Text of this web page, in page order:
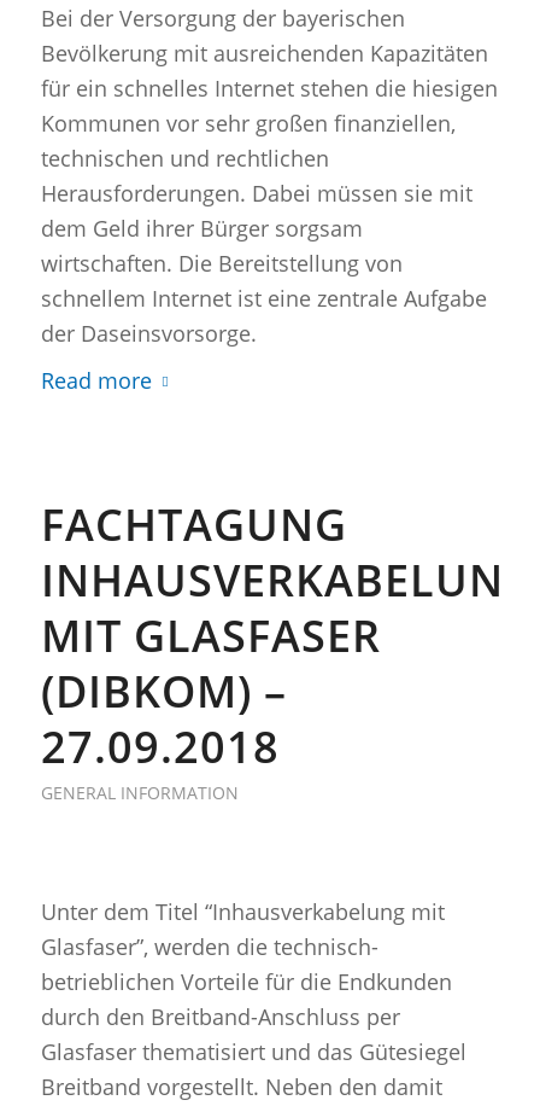
Bei der Versorgung der bayerischen
Bevölkerung mit ausreichenden Kapazitäten
für ein schnelles Internet stehen die hiesigen
Kommunen vor sehr großen finanziellen,
technischen und rechtlichen
Herausforderungen. Dabei müssen sie mit
dem Geld ihrer Bürger sorgsam
wirtschaften. Die Bereitstellung von
schnellem Internet ist eine zentrale Aufgabe
der Daseinsvorsorge.
Read more
FACHTAGUNG
INHAUSVERKABELUNG
MIT GLASFASER
(DIBKOM) –
27.09.2018
GENERAL INFORMATION
Unter dem Titel “Inhausverkabelung mit
Glasfaser”, werden die technisch-
betrieblichen Vorteile für die Endkunden
durch den Breitband-Anschluss per
Glasfaser thematisiert und das Gütesiegel
Breitband vorgestellt. Neben den damit